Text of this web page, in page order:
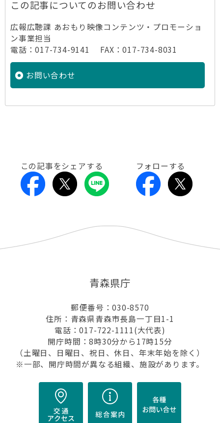
この記事についてのお問い合わせ
広報広聴課 あおもり映像コンテンツ・プロモーショ
ン事業担当
電話：017-734-9141 FAX：017-734-8031
お問い合わせ
この記事をシェアする フォローする
青森県庁
郵便番号：030-8570
住所：青森県青森市長島一丁目1-1
電話：017-722-1111(大代表)
開庁時間：8時30分から17時15分
（土曜日、日曜日、祝日、休日、年末年始を除く）
※一部、開庁時間が異なる組織、施設があります。